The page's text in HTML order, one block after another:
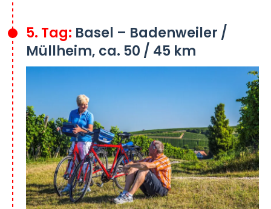
5. Tag: Basel – Badenweiler /
Müllheim, ca. 50 / 45 km